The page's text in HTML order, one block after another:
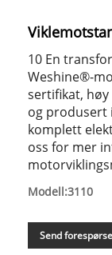
10 En
Weshine®-
sertifikat,
og produsert
komplett
oss for mer
Modell:3110
Send